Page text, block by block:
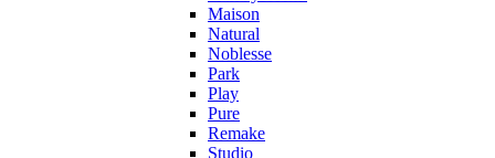
Maison
Natural
Noblesse
Park
Play
Pure
Remake
Studio